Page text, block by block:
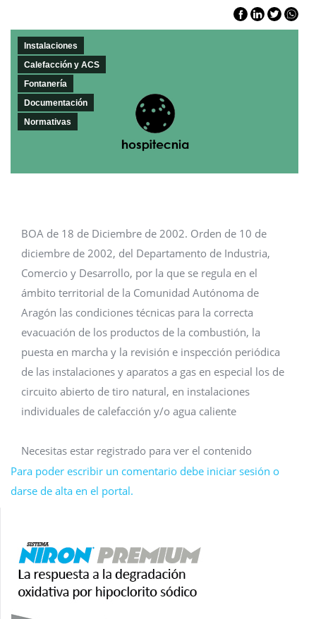
Instalaciones
Calefacción y ACS
Fontanería
Documentación
Normativas
BOA de 18 de Diciembre de 2002. Orden de 10 de
diciembre de 2002, del Departamento de Industria,
Comercio y Desarrollo, por la que se regula en el
ámbito territorial de la Comunidad Autónoma de
Aragón las condiciones técnicas para la correcta
evacuación de los productos de la combustión, la
puesta en marcha y la revisión e inspección periódica
de las instalaciones y aparatos a gas en especial los de
circuito abierto de tiro natural, en instalaciones
individuales de calefacción y/o agua caliente
Necesitas estar registrado para ver el contenido
Para poder escribir un comentario debe iniciar sesión o
darse de alta en el portal.